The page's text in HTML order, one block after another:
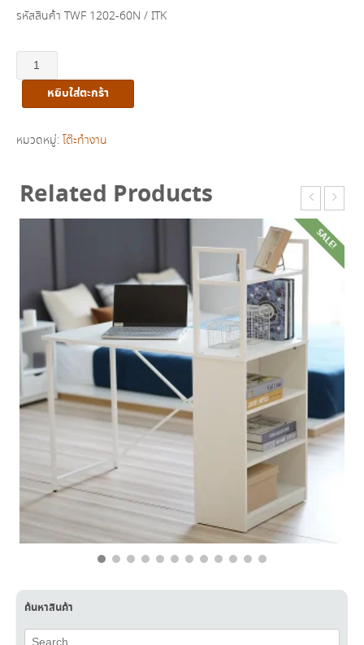
รหัสสินค้า TWF 1202-60N / ITK
จำนวน
โต๊ะ
1202-
ITK
ชิ้น
หยิบใส่ตะกร้า
หมวดหมู่: โต๊ะทำงาน
Related Products
SALE!
ค้นหาสินค้า